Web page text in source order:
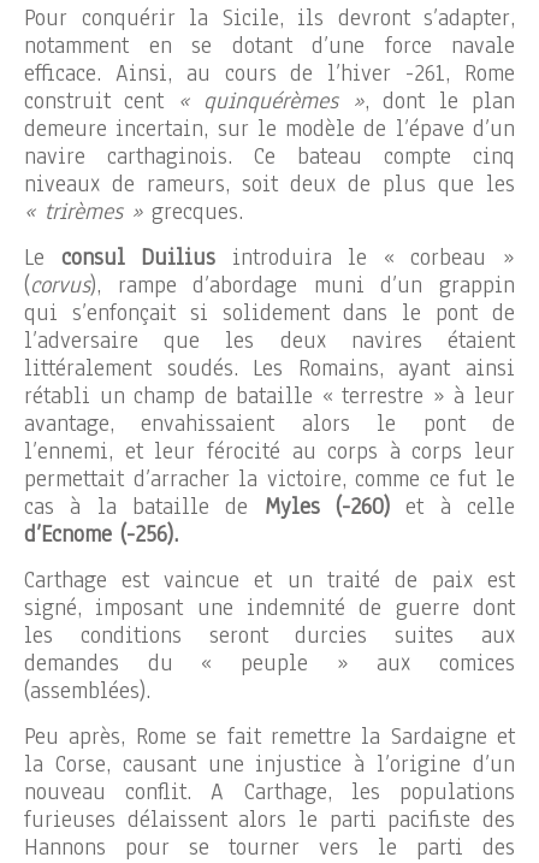
Pour conquérir la Sicile, ils devront s’adapter,
notamment en se dotant d’une force navale
efficace. Ainsi, au cours de l’hiver -261, Rome
construit cent « quinquérèmes », dont le plan
demeure incertain, sur le modèle de l’épave d’un
navire carthaginois. Ce bateau compte cinq
niveaux de rameurs, soit deux de plus que les
« trirèmes » grecques.
Le consul Duilius introduira le « corbeau »
(corvus), rampe d’abordage muni d’un grappin
qui s’enfonçait si solidement dans le pont de
l’adversaire que les deux navires étaient
littéralement soudés. Les Romains, ayant ainsi
rétabli un champ de bataille « terrestre » à leur
avantage, envahissaient alors le pont de
l’ennemi, et leur férocité au corps à corps leur
permettait d’arracher la victoire, comme ce fut le
cas à la bataille de Myles (-260) et à celle
d’Ecnome (-256).
Carthage est vaincue et un traité de paix est
signé, imposant une indemnité de guerre dont
les conditions seront durcies suites aux
demandes du « peuple » aux comices
(assemblées).
Peu après, Rome se fait remettre la Sardaigne et
la Corse, causant une injustice à l’origine d’un
nouveau conflit. A Carthage, les populations
furieuses délaissent alors le parti pacifiste des
Hannons pour se tourner vers le parti des